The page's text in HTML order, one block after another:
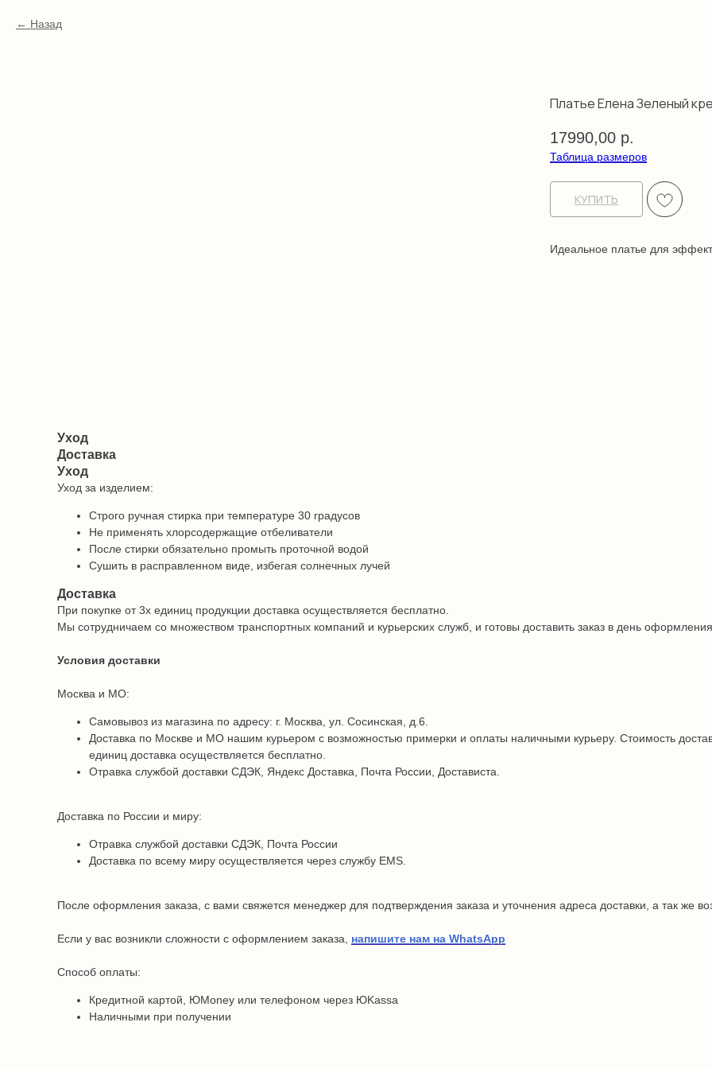
Назад
Платье Елена Зеленый
17990,00 р.
Таблица размеров
КУПИТЬ
Идеальное платье для
Уход
Доставка
Уход
Уход за изделием:
Строго ручная стирка при температуре 30 градусов
Не применять хлорсодержащие отбеливатели
После стирки обязательно промыть проточной водой
Сушить в расправленном виде, избегая солнечных лучей
Доставка
При покупке от 3х единиц продукции доставка осуществляется бесплатно.
Мы сотрудничаем со множеством транспортных компаний и курьерских служб, и готовы доставить заказ в день
Условия доставки
Москва и МО:
Самовывоз из магазина по адресу: г. Москва, ул. Сосинская, д.6.
Доставка по Москве и МО нашим курьером с возможностью примерки и оплаты наличными курьеру. Стоимость
единиц доставка осуществляется бесплатно.
Отравка службой доставки СДЭК, Яндекс Доставка, Почта России, Достависта.
Доставка по России и миру:
Отравка службой доставки СДЭК, Почта России
Доставка по всему миру осуществляется через службу EMS.
После оформления заказа, с вами свяжется менеджер для подтверждения заказа и уточнения адреса доставки, а так же
Если у вас возникли сложности с оформлением заказа, напишите нам на WhatsApp
Способ оплаты:
Кредитной картой, ЮMoney или телефоном через ЮKassa
Наличными при получении